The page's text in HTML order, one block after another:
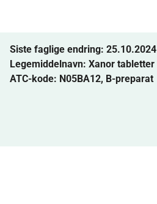
Siste faglige endring: 25.10.2024
Legemiddelnavn: Xanor tabletter
ATC-kode: N05BA12, B-preparat